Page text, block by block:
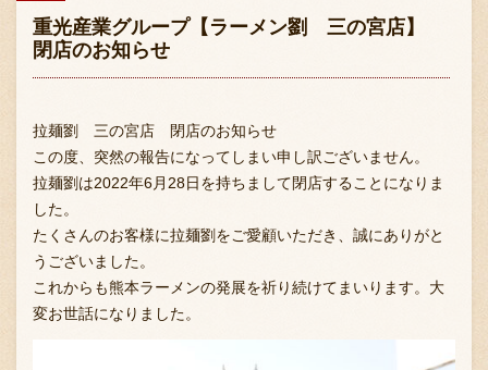
重光産業グループ【ラーメン劉 三の宮店】
閉店のお知らせ
拉麺劉 三の宮店 閉店のお知らせ
この度、突然の報告になってしまい申し訳ございません。
拉麺劉は2022年6月28日を持ちまして閉店することになりま
した。
たくさんのお客様に拉麺劉をご愛顧いただき、誠にありがと
うございました。
これからも熊本ラーメンの発展を祈り続けてまいります。大
変お世話になりました。